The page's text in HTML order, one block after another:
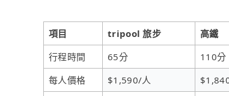
項目 tripool 旅步 高鐵
行程時間
65分 110分
每人價格
$1,590/人